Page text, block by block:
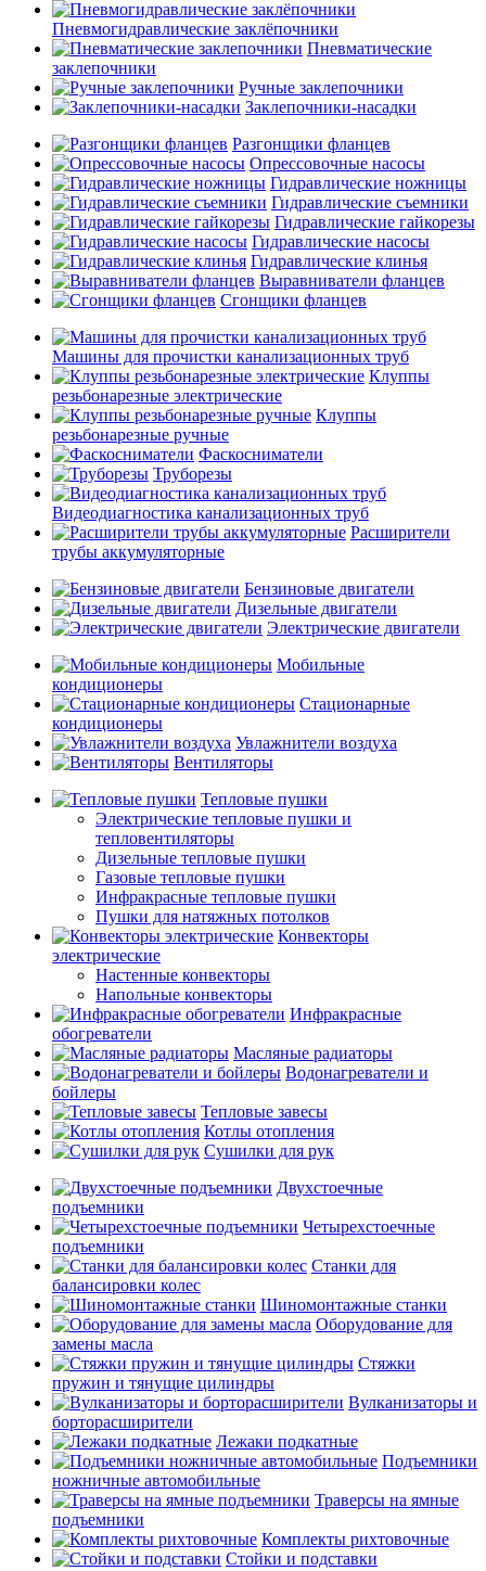
Пневмогидравлические заклёпочники
Пневматические
заклепочники
Ручные заклепочники
Заклепочники-насадки
Разгонщики фланцев
Опрессовочные насосы
Гидравлические ножницы
Гидравлические съемники
Гидравлические гайкорезы
Гидравлические насосы
Гидравлические клинья
Выравниватели фланцев
Сгонщики фланцев
Машины для прочистки канализационных труб
Клуппы
резьбонарезные электрические
Клуппы
резьбонарезные ручные
Фаскосниматели
Труборезы
Видеодиагностика канализационных труб
Расширители
трубы аккумуляторные
Бензиновые двигатели
Дизельные двигатели
Электрические двигатели
Мобильные
кондиционеры
Стационарные
кондиционеры
Увлажнители воздуха
Вентиляторы
Тепловые пушки
Электрические тепловые пушки и
тепловентиляторы
Дизельные тепловые пушки
Газовые тепловые пушки
Инфракрасные тепловые пушки
Пушки для натяжных потолков
Конвекторы
электрические
Настенные конвекторы
Напольные конвекторы
Инфракрасные
обогреватели
Масляные радиаторы
Водонагреватели и
бойлеры
Тепловые завесы
Котлы отопления
Сушилки для рук
Двухстоечные
подъемники
Четырехстоечные
подъемники
Станки для
балансировки колес
Шиномонтажные станки
Оборудование для
замены масла
Стяжки
пружин и тянущие цилиндры
Вулканизаторы и
борторасширители
Лежаки подкатные
Подъемники
ножничные автомобильные
Траверсы на ямные
подъемники
Комплекты рихтовочные
Стойки и подставки